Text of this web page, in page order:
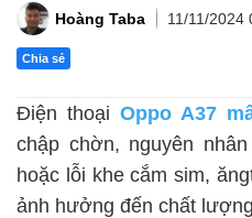
Thay mic Thay
Màn hình Vsmart
Thay pin
Hoàng Taba 11/11/2024
Chia sẻ
Điện thoại Oppo A37
chập chờn, nguyên
hoặc lỗi khe cắm sim,
ảnh hưởng đến chất